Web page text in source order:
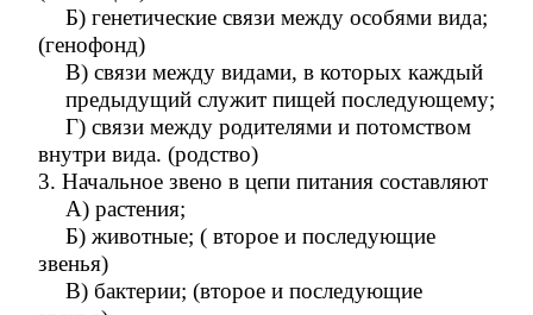
Б) генетические связи между особями вида;
(генофонд)
В) связи между видами, в которых каждый
предыдущий служит пищей последующему;
Г) связи между родителями и потомством
внутри вида. (родство)
3. Начальное звено в цепи питания составляют
А) растения;
Б) животные; ( второе и последующие
звенья)
В) бактерии; (второе и последующие